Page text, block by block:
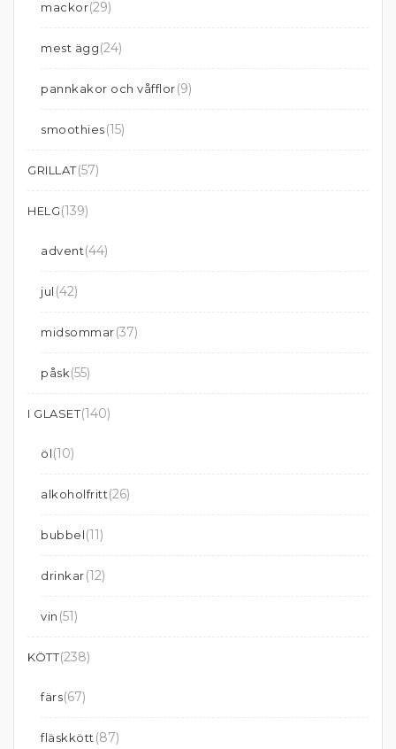
mackor(29)
mest ägg(24)
pannkakor och våfflor(9)
smoothies(15)
GRILLAT(57)
HELG(139)
advent(44)
jul (42)
midsommar(37)
påsk(55)
I GLASET(140)
öl(10)
alkoholfritt(26)
bubbel(11)
drinkar(12)
vin (51)
KÖTT(238)
färs(67)
fläskkött (87)